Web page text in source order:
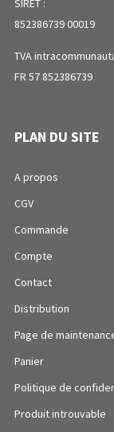
SIRET :
852386739 00019
TVA
FR 57 852386739
PLAN DU SITE
A propos
CGV
Commande
Compte
Contact
Distribution
Page de
Panier
Politique de
Produit introuvable